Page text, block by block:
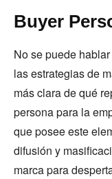
Buyer
No se puede
las estrategias de
más clara de qué
persona para la
que posee este
difusión y
marca para